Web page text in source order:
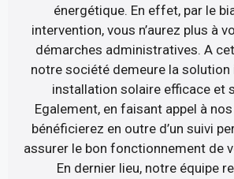
énergétique. En effet, par le
intervention, vous n’aurez plus à
démarches administratives. A
notre société demeure la solution
installation solaire efficace et
Egalement, en faisant appel à
bénéficierez en outre d’un suivi
assurer le bon fonctionnement de
En dernier lieu, notre équipe